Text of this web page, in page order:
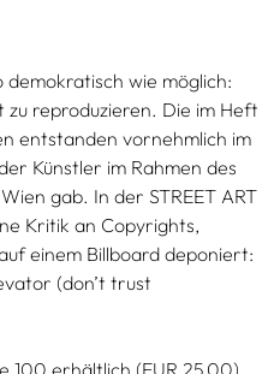
demokratisch wie möglich:
zu reproduzieren. Die im Heft
entstanden vornehmlich im
Künstler im Rahmen des
gab. In der STREET ART
Kritik an Copyrights,
einem Billboard deponiert:
(don’t trust
100 erhältlich (EUR 25,00)